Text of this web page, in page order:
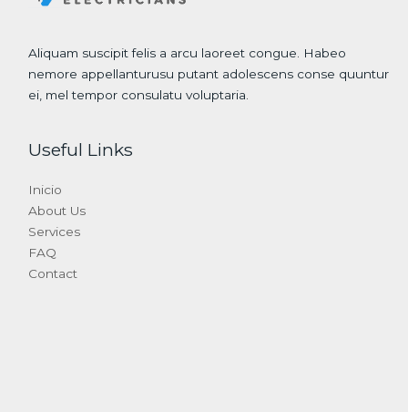
Aliquam suscipit felis a arcu laoreet congue. Habeo
nemore appellanturusu putant adolescens conse quuntur
ei, mel tempor consulatu voluptaria.
Useful Links
Inicio
About Us
Services
FAQ
Contact